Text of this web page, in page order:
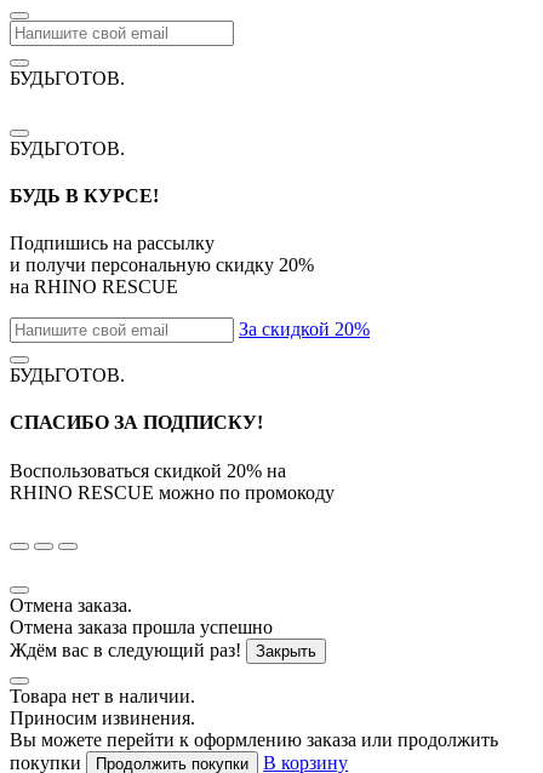
БУДЬГОТОВ.
БУДЬГОТОВ.
БУДЬ В КУРСЕ!
Подпишись на рассылку
и получи персональную скидку 20%
на RHINO RESCUE
За скидкой 20%
БУДЬГОТОВ.
СПАСИБО ЗА ПОДПИСКУ!
Воспользоваться скидкой 20% на
RHINO RESCUE можно по промокоду
Отмена заказа.
Отмена заказа прошла успешно
Ждём вас в следующий раз!
Закрыть
Товара нет в наличии.
Приносим извинения.
Вы можете перейти к оформлению заказа или продолжить
покупки
Продолжить покупки В корзину